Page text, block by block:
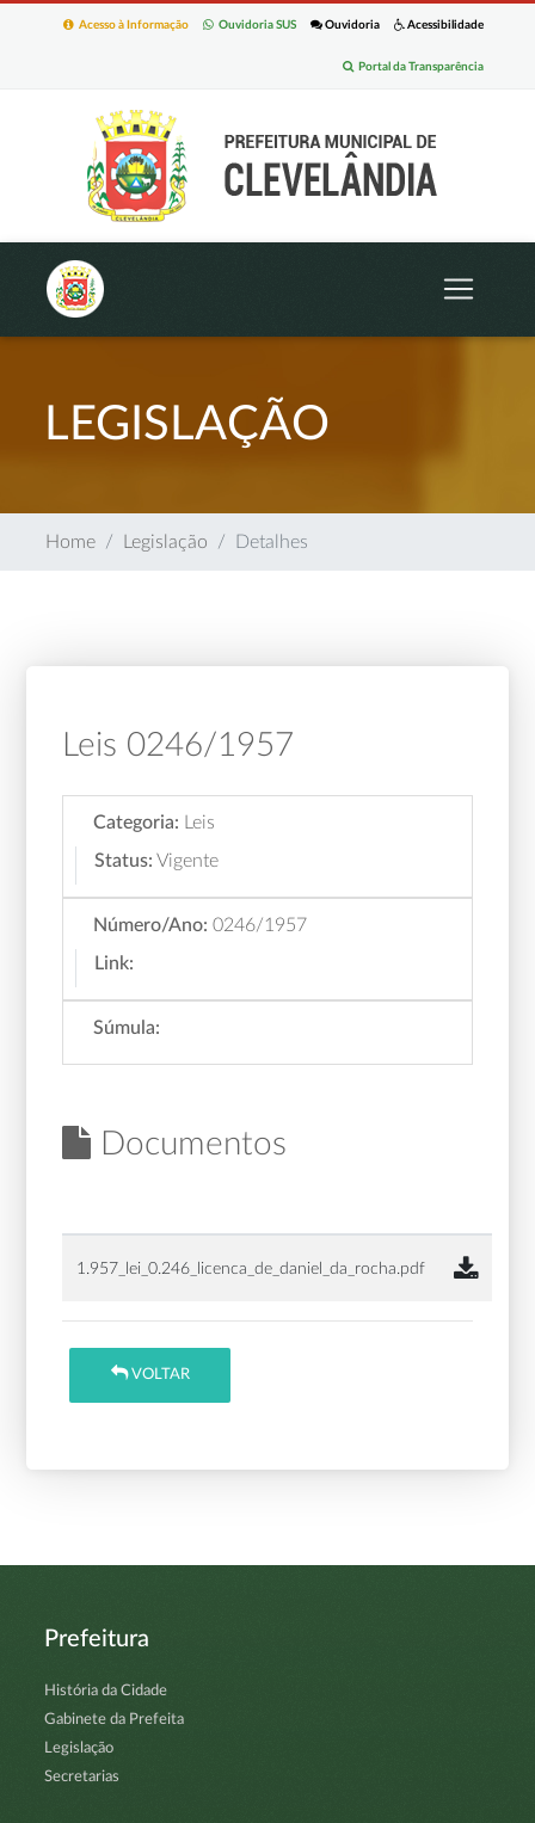
Acessibilidade
Ouvidoria
Ouvidoria SUS
Acesso à Informação
Portal da Transparência
LEGISLAÇÃO
Home Legislação Detalhes
Leis 0246/1957
Categoria:
Leis
Status: Vigente
Número/Ano: 0246/1957
Link:
Súmula:
Documentos
1.957_lei_0.246_licenca_de_daniel_da_rocha.pdf
VOLTAR
Prefeitura
História da Cidade
Gabinete da Prefeita
Legislação
Secretarias